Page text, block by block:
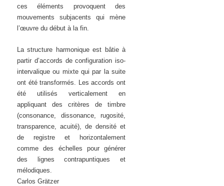
ces éléments provoquent des
mouvements subjacents qui mène
l’œuvre du début à la fin.
La structure harmonique est bâtie à
partir d’accords de configuration iso-
intervalique ou mixte qui par la suite
ont été transformés. Les accords ont
été utilisés verticalement en
appliquant des critères de timbre
(consonance, dissonance, rugosité,
transparence, acuité), de densité et
de registre et horizontalement
comme des échelles pour générer
des lignes contrapuntiques et
mélodiques.
Carlos Grätzer